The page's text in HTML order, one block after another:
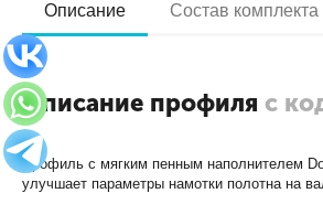
Описание Состав комплекта
Описание профиля с
Профиль с мягким пенным наполнителем
улучшает параметры намотки полотна на